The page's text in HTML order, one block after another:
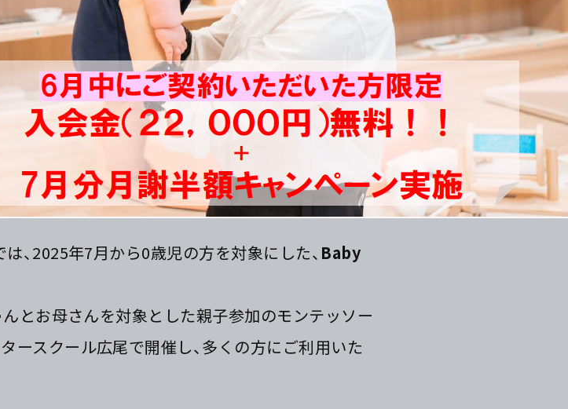
、2025年7月から0歳児の方を対象にした、 Baby
んとお母さんを対象とした親子参加のモンテッソー
ースクール広尾で開催し、多くの方にご利用いた